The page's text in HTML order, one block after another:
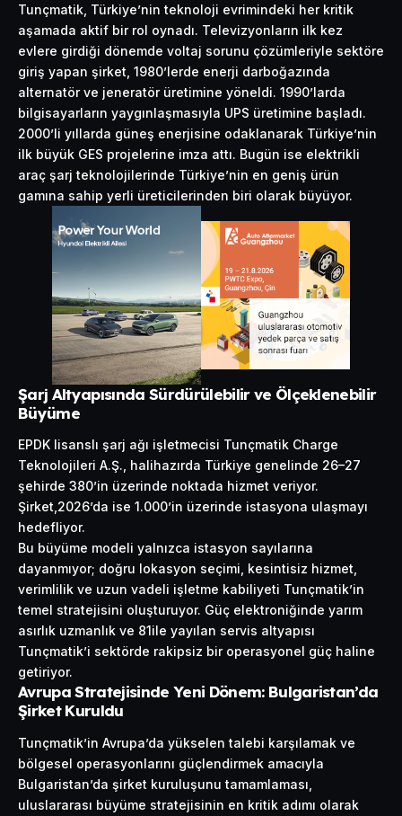
Tunçmatik, Türkiye’nin teknoloji evrimindeki her kritik
aşamada aktif bir rol oynadı. Televizyonların ilk kez
evlere girdiği dönemde voltaj sorunu çözümleriyle sektöre
giriş yapan şirket, 1980’lerde enerji darboğazında
alternatör ve jeneratör üretimine yöneldi. 1990’larda
bilgisayarların yaygınlaşmasıyla UPS üretimine başladı.
2000’li yıllarda güneş enerjisine odaklanarak Türkiye’nin
ilk büyük GES projelerine imza attı. Bugün ise elektrikli
araç şarj teknolojilerinde Türkiye’nin en geniş ürün
gamına sahip yerli üreticilerinden biri olarak büyüyor.
Şarj Altyapısında Sürdürülebilir ve Ölçeklenebilir
Büyüme
EPDK lisanslı şarj ağı işletmecisi Tunçmatik Charge
Teknolojileri A.Ş., halihazırda Türkiye genelinde 26–27
şehirde 380’in üzerinde noktada hizmet veriyor.
Şirket,2026’da ise 1.000’in üzerinde istasyona ulaşmayı
hedefliyor.
Bu büyüme modeli yalnızca istasyon sayılarına
dayanmıyor; doğru lokasyon seçimi, kesintisiz hizmet,
verimlilik ve uzun vadeli işletme kabiliyeti Tunçmatik’in
temel stratejisini oluşturuyor. Güç elektroniğinde yarım
asırlık uzmanlık ve 81ile yayılan servis altyapısı
Tunçmatik’i sektörde rakipsiz bir operasyonel güç haline
getiriyor.
Avrupa Stratejisinde Yeni Dönem: Bulgaristan’da
Şirket Kuruldu
Tunçmatik’in Avrupa’da yükselen talebi karşılamak ve
bölgesel operasyonlarını güçlendirmek amacıyla
Bulgaristan’da şirket kuruluşunu tamamlaması,
uluslararası büyüme stratejisinin en kritik adımı olarak